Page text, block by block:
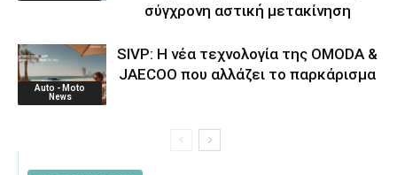
σύγχρονη αστική μετακίνηση
Auto - Moto
News
SIVP: Η νέα τεχνολογία της OMODA &
JAECOO που αλλάζει το παρκάρισμα